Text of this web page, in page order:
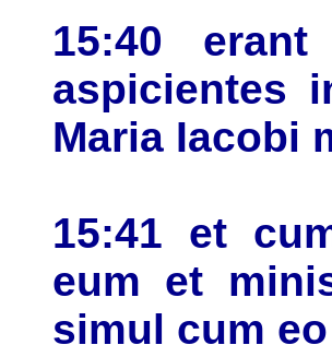
15:40
aspicientes
Maria Iacobi
15:41 et
eum et
simul cum